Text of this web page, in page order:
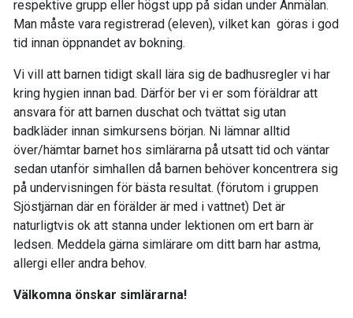
respektive grupp eller högst upp på sidan under Anmälan.
Man måste vara registrerad (eleven), vilket kan göras i god
tid innan öppnandet av bokning.
Vi vill att barnen tidigt skall lära sig de badhusregler vi har
kring hygien innan bad. Därför ber vi er som föräldrar att
ansvara för att barnen duschat och tvättat sig utan
badkläder innan simkursens början. Ni lämnar alltid
över/hämtar barnet hos simlärarna på utsatt tid och väntar
sedan utanför simhallen då barnen behöver koncentrera sig
på undervisningen för bästa resultat. (förutom i gruppen
Sjöstjärnan där en förälder är med i vattnet) Det är
naturligtvis ok att stanna under lektionen om ert barn är
ledsen. Meddela gärna simlärare om ditt barn har astma,
allergi eller andra behov.
Välkomna önskar simlärarna!